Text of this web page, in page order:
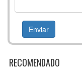
RECOMENDADO